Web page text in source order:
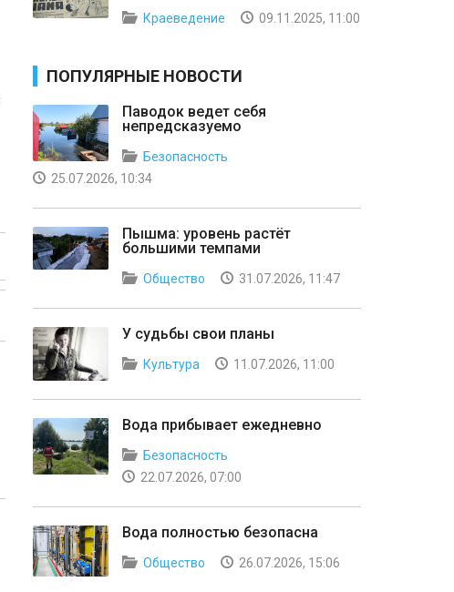
Краеведение 09.11.2025, 11:00
ПОПУЛЯРНЫЕ НОВОСТИ
Паводок ведет себя
непредсказуемо
Безопасность
25.07.2026, 10:34
Пышма: уровень растёт
большими темпами
Общество 31.07.2026, 11:47
У судьбы свои планы
Культура 11.07.2026, 11:00
Вода прибывает ежедневно
Безопасность
22.07.2026, 07:00
Вода полностью безопасна
Общество 26.07.2026, 15:06